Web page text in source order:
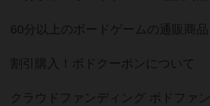
60分以上のボードゲームの通販商品
割引購入！ボドクーポンについて
クラウドファンディング ボドファン